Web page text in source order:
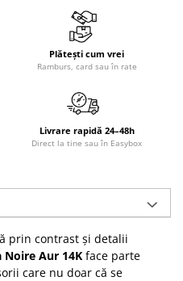
Plătești cum vrei
Ramburs, card sau în rate
Livrare rapidă 24–48h
Direct la tine sau în Easybox
prin contrast și detalii
Noire Aur 14K face parte
care nu doar că se